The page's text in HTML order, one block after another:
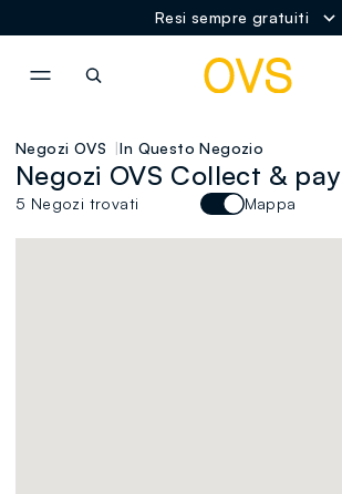
Resi sempre gratuiti
Negozi OVS In Questo Negozio
Negozi OVS Collect & pay
5 Negozi trovati Mappa